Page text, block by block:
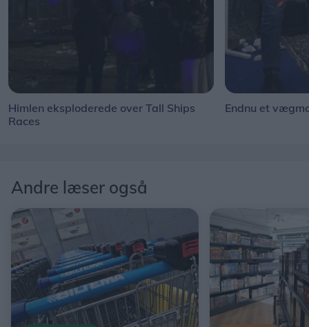
Himlen eksploderede over Tall Ships
Races
Endnu et
Andre læser også